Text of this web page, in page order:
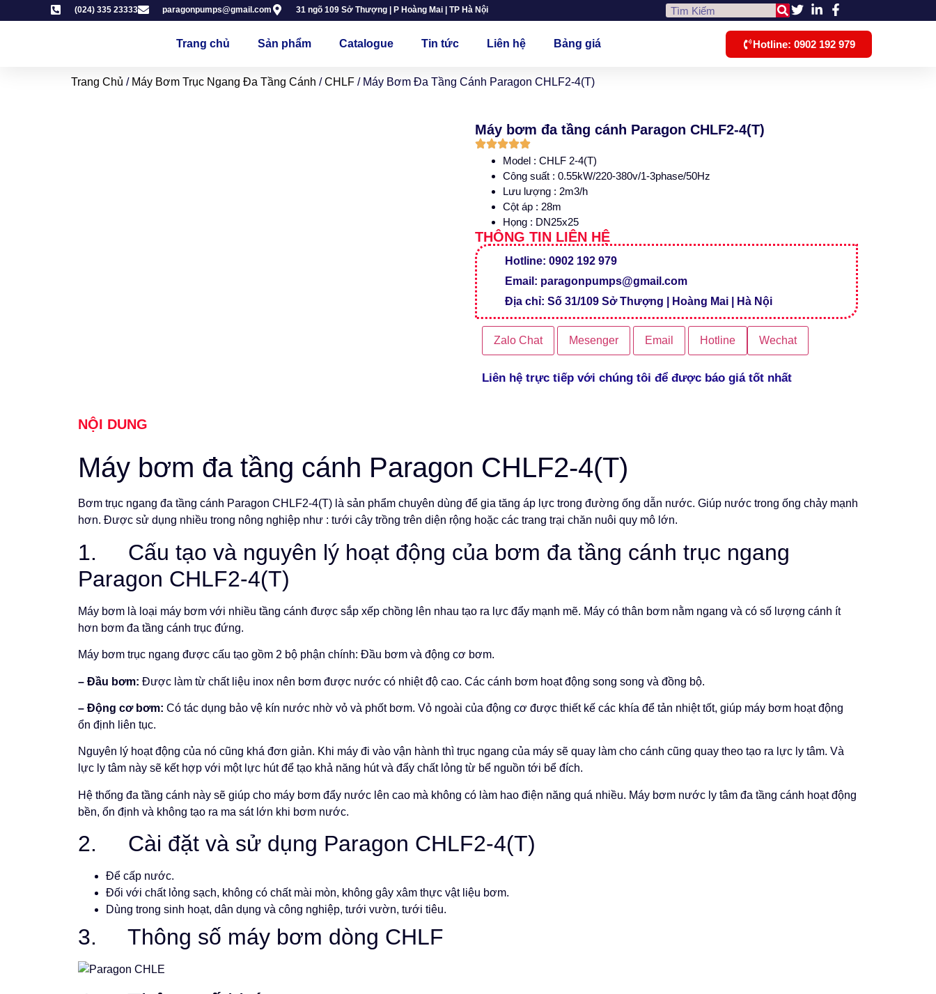
(024) 335 23333 paragonpumps@gmail.com 31 ngõ 109 Sở Thượng | P Hoàng Mai | TP Hà Nội
Trang chủ Sản phẩm Catalogue Tin tức Liên hệ Bảng giá Hotline: 0902 192 979
Trang Chủ / Máy Bơm Trục Ngang Đa Tầng Cánh /CHLF / Máy Bơm Đa Tầng Cánh Paragon CHLF2-4(T)
Máy bơm đa tầng cánh Paragon CHLF2-4(T)
Model : CHLF 2-4(T)
Công suất : 0.55kW/220-380v/1-3phase/50Hz
Lưu lượng : 2m3/h
Cột áp : 28m
Họng : DN25x25
THÔNG TIN LIÊN HỆ
Hotline: 0902 192 979
Email: paragonpumps@gmail.com
Địa chỉ: Số 31/109 Sở Thượng | Hoàng Mai | Hà Nội
Zalo Chat Mesenger Email Hotline Wechat
Liên hệ trực tiếp với chúng tôi để được báo giá tốt nhất
NỘI DUNG
Máy bơm đa tầng cánh Paragon CHLF2-4(T)
Bơm trục ngang đa tầng cánh Paragon CHLF2-4(T) là sản phẩm chuyên dùng để gia tăng áp lực trong đường ống dẫn nước. Giúp nước trong ống chảy mạnh
hơn. Được sử dụng nhiều trong nông nghiệp như : tưới cây trồng trên diện rộng hoặc các trang trại chăn nuôi quy mô lớn.
1. Cấu tạo và nguyên lý hoạt động của bơm đa tầng cánh trục ngang
Paragon CHLF2-4(T)
Máy bơm là loại máy bơm với nhiều tầng cánh được sắp xếp chồng lên nhau tạo ra lực đẩy mạnh mẽ. Máy có thân bơm nằm ngang và có số lượng cánh ít
hơn bơm đa tầng cánh trục đứng.
Máy bơm trục ngang được cấu tạo gồm 2 bộ phận chính: Đầu bơm và động cơ bơm.
– Đầu bơm: Được làm từ chất liệu inox nên bơm được nước có nhiệt độ cao. Các cánh bơm hoạt động song song và đồng bộ.
– Động cơ bơm: Có tác dụng bảo vệ kín nước nhờ vỏ và phốt bơm. Vỏ ngoài của động cơ được thiết kế các khía để tản nhiệt tốt, giúp máy bơm hoạt động
ổn định liên tục.
Nguyên lý hoạt động của nó cũng khá đơn giản. Khi máy đi vào vận hành thì trục ngang của máy sẽ quay làm cho cánh cũng quay theo tạo ra lực ly tâm. Và
lực ly tâm này sẽ kết hợp với một lực hút để tạo khả năng hút và đẩy chất lỏng từ bể nguồn tới bể đích.
Hệ thống đa tầng cánh này sẽ giúp cho máy bơm đẩy nước lên cao mà không có làm hao điện năng quá nhiều. Máy bơm nước ly tâm đa tầng cánh hoạt động
bền, ổn định và không tạo ra ma sát lớn khi bơm nước.
2. Cài đặt và sử dụng Paragon CHLF2-4(T)
Để cấp nước.
Đối với chất lỏng sạch, không có chất mài mòn, không gây xâm thực vật liệu bơm.
Dùng trong sinh hoạt, dân dụng và công nghiệp, tưới vườn, tưới tiêu.
3. Thông số máy bơm dòng CHLF